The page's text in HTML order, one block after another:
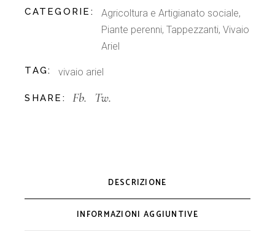
CATEGORIE: Agricoltura e Artigianato sociale,
Piante perenni, Tappezzanti, Vivaio
Ariel
TAG: vivaio ariel
SHARE: Fb. Tw.
DESCRIZIONE
INFORMAZIONI AGGIUNTIVE